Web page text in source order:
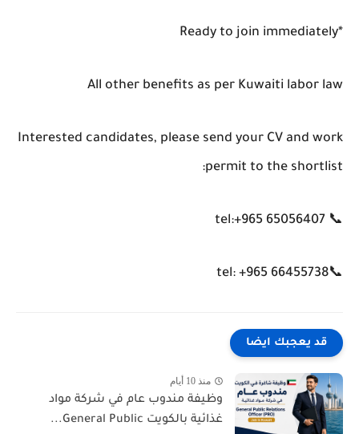
*Ready to join immediately
All other benefits as per Kuwaiti labor law
Interested candidates, please send your CV and work
permit to the shortlist:
📞 tel:+965 65056407
📞tel: +965 66455738
قد يعجبك ايضا
منذ 10 أيام
وظيفة مندوب عام في شركة مواد
غذائية بالكويت General Public...